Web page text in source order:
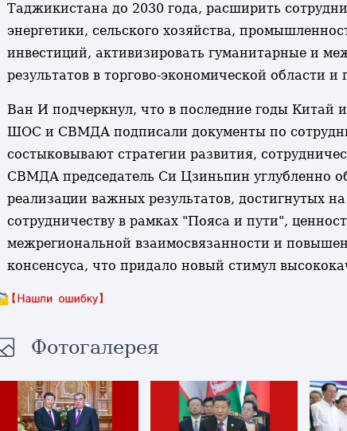
Таджикистана до 2030 года, расширить
энергетики, сельского хозяйства,
инвестиций, активизировать гуманитарные и
результатов в торгово-экономической области
Ван И подчеркнул, что в последние годы Китай
ШОС и СВМДА подписали документы по
состыковывают стратегии развития,
СВМДА председатель Си Цзиньпин углубленно
реализации важных результатов, достигнутых
сотрудничеству в рамках "Пояса и пути",
межрегиональной взаимосвязанности и
консенсуса, что придало новый стимул
Фотогалерея